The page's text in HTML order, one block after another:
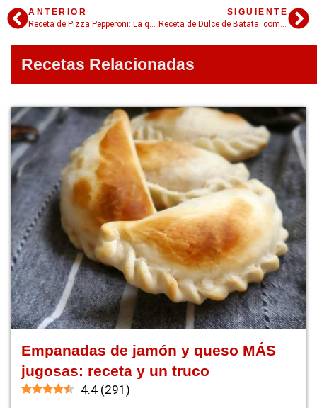
ANTERIOR
Receta de Pizza Pepperoni: La que le gusta a Homero
SIGUIENTE
Receta de Dulce de Batata: como hacer dulce casero con tips para una textura perfecta
Recetas Relacionadas
Empanadas de jamón y queso MÁS
jugosas: receta y un truco
4.4 (291 )